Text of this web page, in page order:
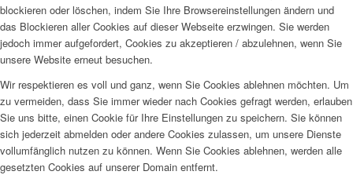
blockieren oder löschen, indem Sie Ihre Browsereinstellungen ändern und
das Blockieren aller Cookies auf dieser Webseite erzwingen. Sie werden
jedoch immer aufgefordert, Cookies zu akzeptieren / abzulehnen, wenn Sie
unsere Website erneut besuchen.
Wir respektieren es voll und ganz, wenn Sie Cookies ablehnen möchten. Um
zu vermeiden, dass Sie immer wieder nach Cookies gefragt werden, erlauben
Sie uns bitte, einen Cookie für Ihre Einstellungen zu speichern. Sie können
sich jederzeit abmelden oder andere Cookies zulassen, um unsere Dienste
vollumfänglich nutzen zu können. Wenn Sie Cookies ablehnen, werden alle
gesetzten Cookies auf unserer Domain entfernt.